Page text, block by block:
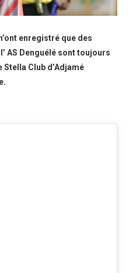
enregistré que des
AS Denguélé sont toujours
Club d’Adjamé